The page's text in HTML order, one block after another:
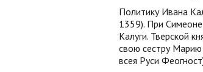
Политику Ивана
1359). При
Калуги. Тверской
свою сестру
всея Руси